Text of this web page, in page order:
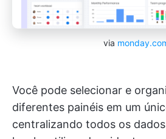
via
Você pode selecionar e
diferentes painéis em um
centralizando todos os